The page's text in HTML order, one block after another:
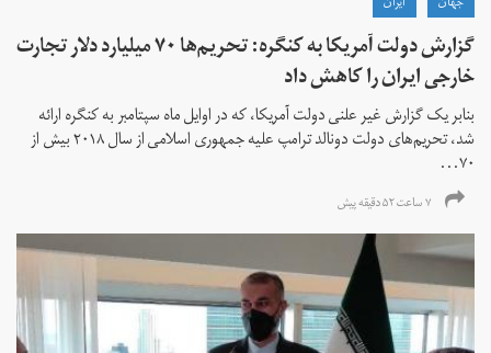
گزارش دولت آمریکا به کنگره: تحریم‌ها ۷۰ میلیارد دلار تجارت
خارجی ایران را کاهش داد
بنابر یک گزارش غیر علنی دولت آمریکا، که در اوایل ماه سپتامبر به کنگره ارائه
شد، تحریم‌های دولت دونالد ترامپ علیه جمهوری اسلامی از سال ۲۰۱۸ بیش از
۷۰...
۷ ساعت ۵۲ دقیقه پیش